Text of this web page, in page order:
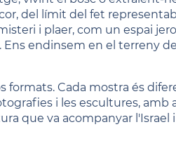
del límit del fet
i plaer, com un espai
endinsem en el terreny
formats. Cada mostra és
i les escultures,
que va acompanyar l'Israel